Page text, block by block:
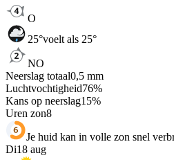
O
25°voelt als 25°
NO
Neerslag totaal0,5 mm
Luchtvochtigheid76%
Kans op neerslag15%
Uren zon8
Je huid kan in volle zon snel
Di18 aug